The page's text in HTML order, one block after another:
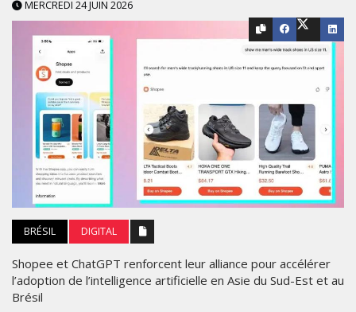
MERCREDI 24 JUIN 2026
BRÉSIL DIGITAL
Shopee et ChatGPT renforcent leur alliance pour accélérer
l’adoption de l’intelligence artificielle en Asie du Sud-Est et au
Brésil